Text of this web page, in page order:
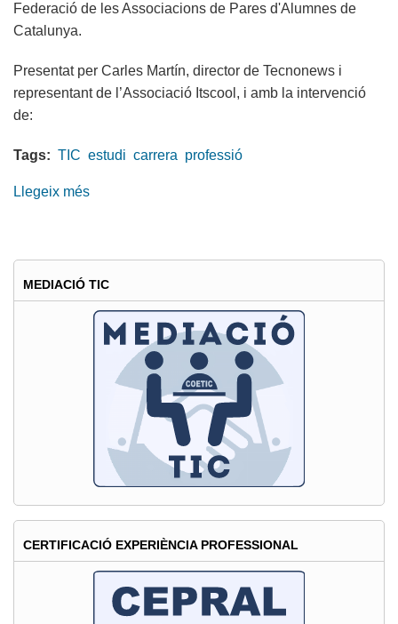
Federació de les Associacions de Pares d'Alumnes de
Catalunya.
Presentat per Carles Martín, director de Tecnonews i
representant de l’Associació Itscool, i amb la intervenció
de:
Tags: TIC estudi carrera professió
Llegeix més
de
de
premsa
"Estudi
de
percepció
carreres
professions
dels
àmbits
TIC"
MEDIACIÓ TIC
CERTIFICACIÓ EXPERIÈNCIA PROFESSIONAL